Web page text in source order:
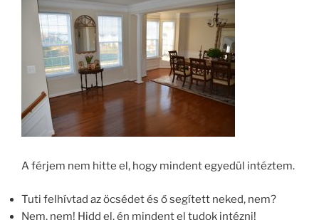
A férjem nem hitte el, hogy mindent egyedül intéztem.
Tuti felhívtad az öcsédet és ő segített neked, nem?
Nem, nem! Hidd el, én mindent el tudok intézni!